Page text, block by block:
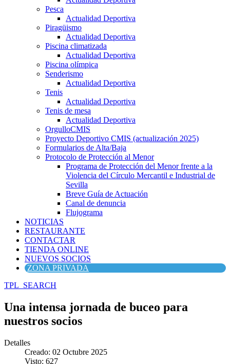
Pesca
Actualidad Deportiva
Piragüismo
Actualidad Deportiva
Piscina climatizada
Actualidad Deportiva
Piscina olímpica
Senderismo
Actualidad Deportiva
Tenis
Actualidad Deportiva
Tenis de mesa
Actualidad Deportiva
OrgulloCMIS
Proyecto Deportivo CMIS (actualización 2025)
Formularios de Alta/Baja
Protocolo de Protección al Menor
Programa de Protección del Menor frente a la
Violencia del Círculo Mercantil e Industrial de
Sevilla
Breve Guía de Actuación
Canal de denuncia
Flujograma
NOTICIAS
RESTAURANTE
CONTACTAR
TIENDA ONLINE
NUEVOS SOCIOS
ZONA PRIVADA
TPL_SEARCH
Una intensa jornada de buceo para
nuestros socios
Detalles
Creado: 02 Octubre 2025
Visto: 627